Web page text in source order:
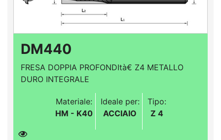
DM440
FRESA DOPPIA PROFONDItà€ Z4 METALLO
DURO INTEGRALE
Materiale:
HM - K40
Ideale per:
ACCIAIO
Tipo:
Z 4